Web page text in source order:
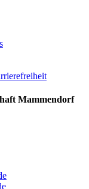
Mammendorf